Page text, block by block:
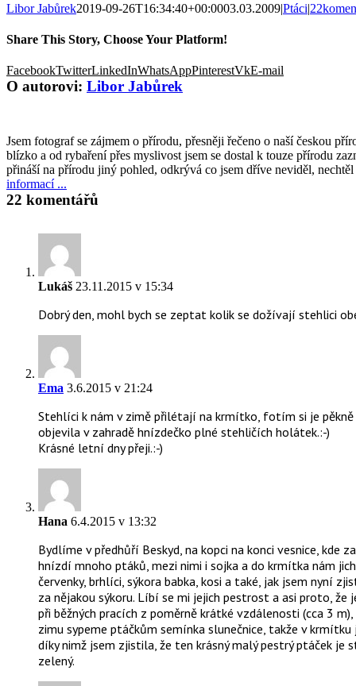
Libor Jabůrek2019-09-26T16:34:40+00:0003.03.2009|Ptáci|
Share This Story, Choose Your Platform!
FacebookTwitterLinkedInWhatsAppPinterestVkE-mail
O autorovi: Libor Jabůrek
Jsem fotograf se zájmem o přírodu, přesněji řečeno o naší českou
blízko a od rybaření přes myslivost jsem se dostal k touze přírodu
přináší na přírodu jiný pohled, odkrývá co jsem dříve neviděl,
informací ...
22 komentářů
Lukáš 23.11.2015 v 15:34
Dobrý den, mohl bych se zeptat kolik se dožívají stehlici
Ema 3.6.2015 v 21:24
Stehlíci k nám v zimě přilétají na krmítko, fotím si je
objevila v zahradě hnízdečko plné stehličích holátek.:-)
Krásné letní dny přeji.:-)
Hana 6.4.2015 v 13:32
Bydlíme v předhůří Beskyd, na kopci na konci vesnice, kde
hnízdí mnoho ptáků, mezi nimi i sojka a do krmítka nám
červenky, brhlíci, sýkora babka, kosi a také, jak jsem nyní
za nějakou sýkoru. Líbí se mi jejich pestrost a asi proto, že
při běžných pracích z poměrně krátké vzdálenosti (cca 3
zimu sypeme ptáčkům semínka slunečnice, takže v
díky nimž jsem zjistila, že ten krásný malý pestrý ptáček je
zelený.